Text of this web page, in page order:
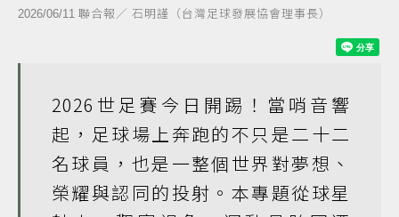
2026/06/11 聯合報／ 石明謹（台灣足球發展協會理事長）
2026世足賽今日開踢！當哨音響
起，足球場上奔跑的不只是二十二
名球員，也是一整個世界對夢想、
榮耀與認同的投射。本專題從球星